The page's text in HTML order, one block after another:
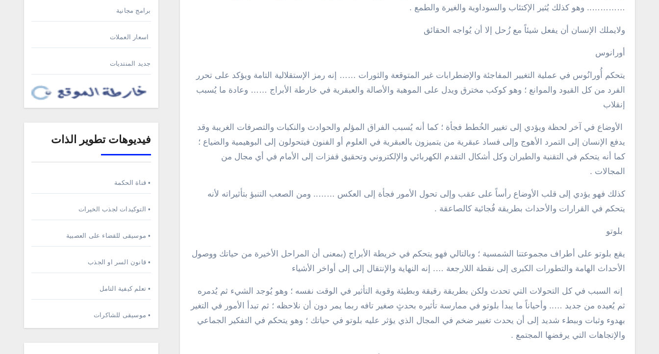
………….. وهو كذلك يُثير الإكتئاب والسوداوية والغيرة والطمع .
ولايملك الإنسان أن يفعل شيئاً مع زُحل إلا أن يُواجه الحقائق
أورانوس
يتحكم أُورانُوس في عملية التغيير المفاجئة والإضطرابات غير المتوقعة والثورات …… إنه رمز الإستقلالية التامة ويؤكد على تحرر
الفرد من كل القيود والموانع ؛ وهو كوكب مخترق ويدل على الموهبة والأصالة والعبقرية في خارطة الأبراج …… وعادة ما يُسبب
إنقلاب
الأوضاع في آخر لحظة ويؤدي إلى تغيير الخُطط فجأة ؛ كما أنه يُسبب الفراق المؤلم والحوادث والنكبات والتصرفات الغريبة وقد
يدفع الإنسان إلى التمرد الأهوج وإلى فساد عبقرية من يتميزون بالعبقرية في العلوم أو الفنون فيتحولون إلى البوهيمية والضياع ؛
كما أنه يتحكم في التقنية والطيران وكل أشكال التقدم الكهربائي والإلكتروني وتحقيق قفزات إلى الأمام في أي مجال من
المجالات .
كذلك فهو يؤدي إلى قلب الأوضاع رأساً على عقب وإلى تحول الأمور فجأة إلى العكس …….. ومن الصعب التنبؤ بتأثيراته لأنه
يتحكم في القرارات والأحداث بطريقة فُجائية كالصاعقة .
بلوتو
يقع بلوتو على أطراف مجموعتنا الشمسية ؛ وبالتالي فهو يتحكم في خريطة الأبراج (بمعنى أن المراحل الأخيرة من حياتك ووصول
الأحداث الهامة والتطورات الكبرى إلى نقطة اللارجعة …. إنه النهاية والإنتقال إلى إلى أواخر الأشياء
إنه السبب في كل التحولات التي تحدث ولكن بطريقة رقيقة وبطيئة وقوية التأثير في الوقت نفسه ؛ وهو يُوجد الشيء ثم يُدمره
ثم يُعيده من جديد ….. وأحياناً ما يبدأ بلوتو في ممارسة تأثيره بحدثٍ صغير تافه ربما يمر دون أن نلاحظه ؛ ثم تبدأ الأمور في التغير
بهدوء وثبات وببطء شديد إلى أن يحدث تغيير ضخم في المجال الذي يؤثر عليه بلوتو في حياتك ؛ وهو يتحكم في التفكير الجماعي
والإتجاهات التي يرفضها المجتمع .
برامج مجانية
اسعار العملات
جديد المنتديات
فيديوهات تطوير الذات
• قناة الحكمة
• التوكيدات لجذب الخيرات
• موسيقى للقضاء على العصبية
• قانون السر او الجذب
• تعلم كيفية التامل
• موسيقى للشاكرات